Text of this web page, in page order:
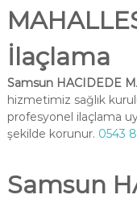
İlaçlama
Samsun HACIDEDE
hizmetimiz sağlık
profesyonel ilaçlama
şekilde korunur. 0543
Samsun